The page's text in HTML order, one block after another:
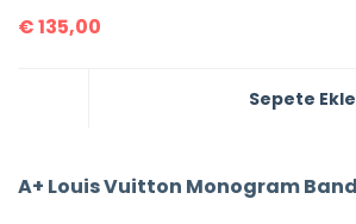
€135,00
Sepete Ekle